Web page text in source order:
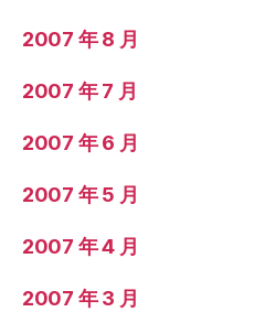
2007 年 8 月
2007 年 7 月
2007 年 6 月
2007 年 5 月
2007 年 4 月
2007 年 3 月